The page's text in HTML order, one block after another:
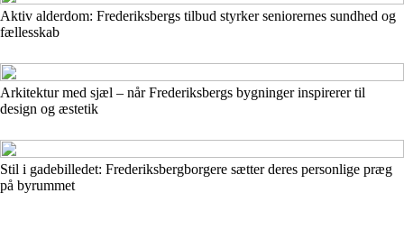
Aktiv alderdom: Frederiksbergs tilbud styrker seniorernes sundhed og
fællesskab
Arkitektur med sjæl – når Frederiksbergs bygninger inspirerer til
design og æstetik
Stil i gadebilledet: Frederiksbergborgere sætter deres personlige præg
på byrummet